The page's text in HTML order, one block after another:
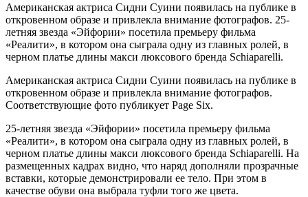
Американская актриса Сидни Суини появилась на публике в
откровенном образе и привлекла внимание фотографов. 25-
летняя звезда «Эйфории» посетила премьеру фильма
«Реалити», в котором она сыграла одну из главных ролей, в
черном платье длины макси люксового бренда Schiaparelli.
Американская актриса Сидни Суини появилась на публике в
откровенном образе и привлекла внимание фотографов.
Соответствующие фото публикует Page Six.
25-летняя звезда «Эйфории» посетила премьеру фильма
«Реалити», в котором она сыграла одну из главных ролей, в
черном платье длины макси люксового бренда Schiaparelli. На
размещенных кадрах видно, что наряд дополняли прозрачные
вставки, которые демонстрировали ее тело. При этом в
качестве обуви она выбрала туфли того же цвета.